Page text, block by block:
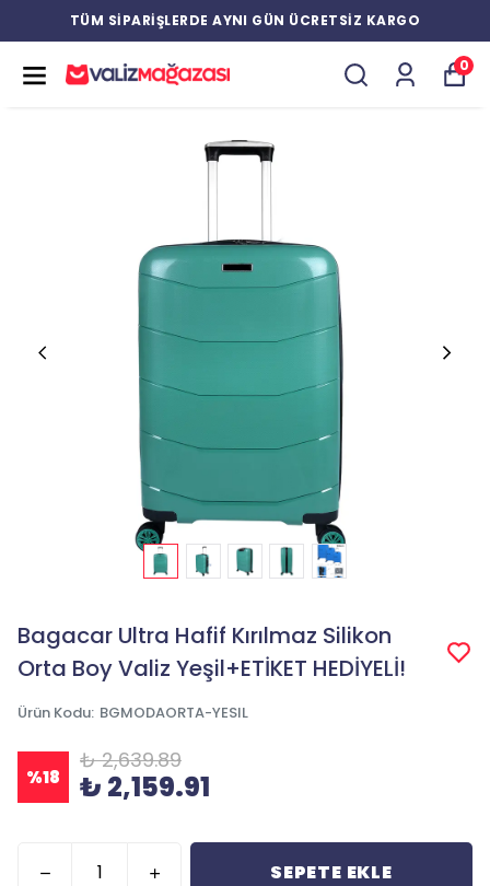
TÜM SİPARİŞLERDE AYNI GÜN ÜCRETSİZ KARGO
0
Bagacar Ultra Hafif Kırılmaz Silikon
Orta Boy Valiz Yeşil+ETİKET HEDİYELİ!
Ürün Kodu: BGMODAORTA-YESIL
%18
₺ 2,639.89
₺ 2,159.91
SEPETE EKLE